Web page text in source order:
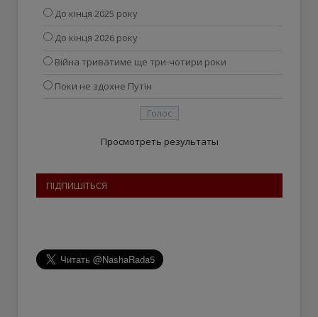
До кінця 2025 року
До кінця 2026 року
Війна триватиме ще три-чотири роки
Поки не здохне Путін
Просмотреть результаты
ПІДПИШІТЬСЯ